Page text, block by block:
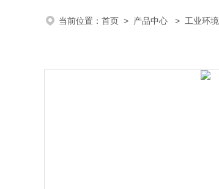
当前位置： 首页 > 产品中心 > 工业环境